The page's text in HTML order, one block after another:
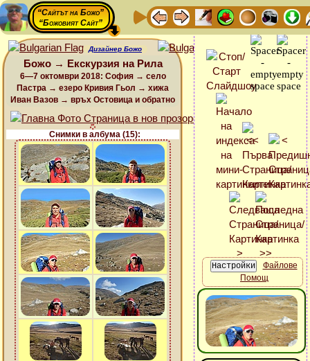
“Сайтът на Божо”
“Божовият Сайт”
Дизайнер Божо
Божо → Екскурзия на Рила
6—7 октомври 2018: София → село
Пастра → езеро Кривия Гьол → хижа
Иван Вазов → връх Остовица и обратно
Снимки в албума (15):
Файлове
Помощ